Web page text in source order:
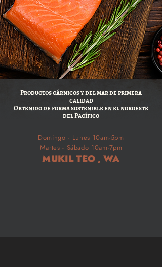
Productos cárnicos y del mar de primera
calidad
Obtenido de forma sostenible en el noroeste
del Pacífico
Domingo - Lunes 10am-5pm
Martes - Sábado 10am-7pm
MUKILTEO , WA